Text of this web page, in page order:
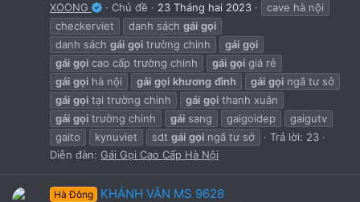
s
t
a
r
(
s
)
XOONG
Chủ đề 23 Tháng hai 2023
cave hà nội
checkerviet
danh sách gái gọi
danh sách gái gọi trường chinh gái gọi
gái gọi cao cấp trường chinh gái gọi giá rẻ
gái gọi hà nội gái gọi khương đình gái gọi ngã tư sở
gái gọi tại trường chinh gái gọi thanh xuân
gái gọi trường chinh gái sang gaigoidep
gaigutv
gaito
kynuviet sdt gái gọi ngã tư sở
Trả lời: 23
Diễn đàn: Gái Gọi Cao Cấp Hà Nội
Hà Đông KHÁNH VÂN MS 9628